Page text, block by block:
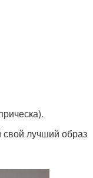
лучший образ